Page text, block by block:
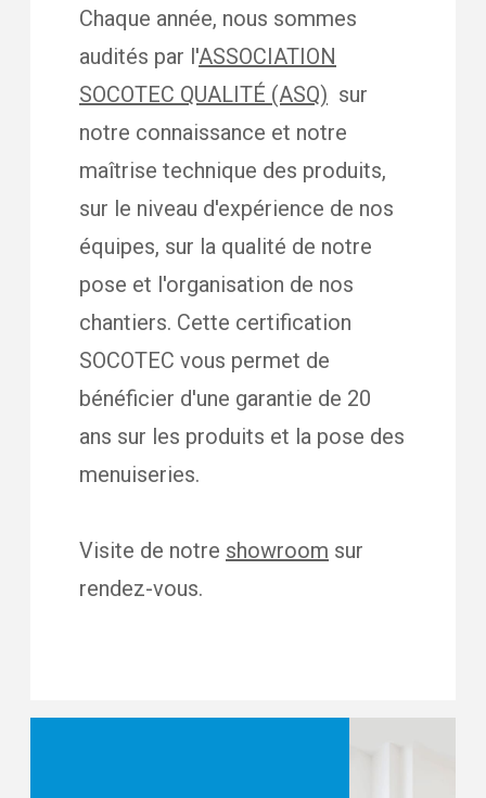
Chaque année, nous sommes
audités par l'ASSOCIATION
SOCOTEC QUALITÉ (ASQ) sur
notre connaissance et notre
maîtrise technique des produits,
sur le niveau d'expérience de nos
équipes, sur la qualité de notre
pose et l'organisation de nos
chantiers. Cette certification
SOCOTEC vous permet de
bénéficier d'une garantie de 20
ans sur les produits et la pose des
menuiseries.
Visite de notre showroom sur
rendez-vous.